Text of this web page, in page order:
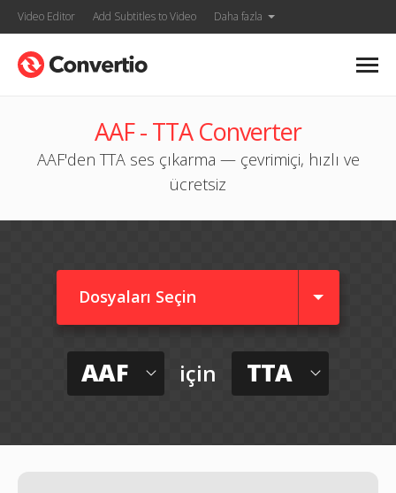
Video Editor Add Subtitles to Video Daha fazla
AAF - TTA Converter
AAF'den TTA ses çıkarma — çevrimiçi, hızlı ve
ücretsiz
Dosyaları Seçin
AAF için TTA